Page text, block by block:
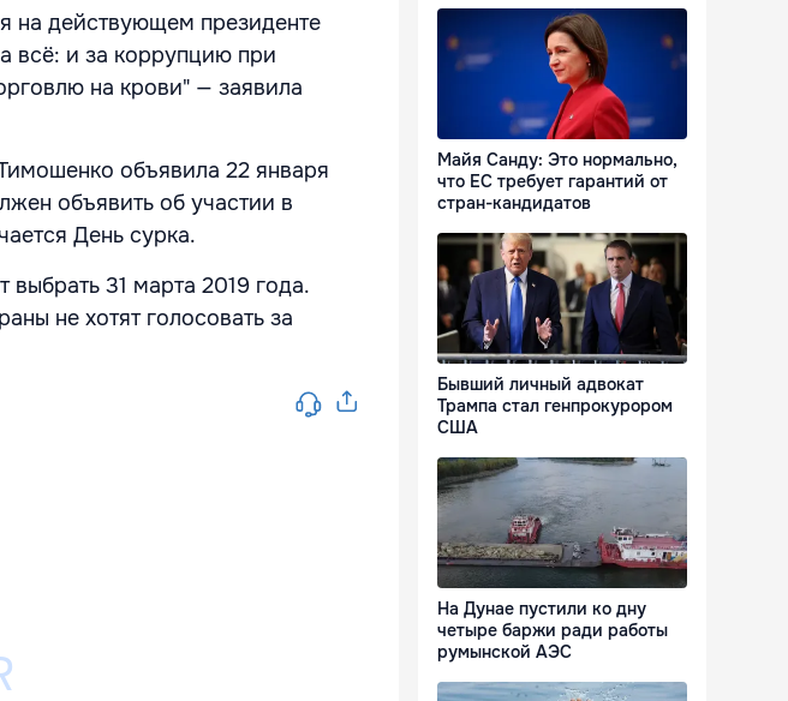
на действующем президенте
всё: и за коррупцию при
на крови" — заявила
объявила 22 января
объявить об участии в
День сурка.
выбрать 31 марта 2019 года.
не хотят голосовать за
Майя Санду: Это нормально,
что ЕС требует гарантий от
стран-кандидатов
Бывший личный адвокат
Трампа стал генпрокурором
США
На Дунае пустили ко дну
четыре баржи ради работы
румынской АЭС